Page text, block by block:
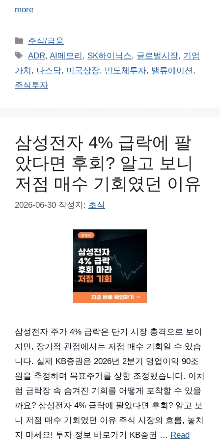
more
카
테
리
주식/금융
태
그
ADR,AI메모리 , SK하이닉스, 글로벌시장, 기업
가치 , 나스닥, 미국상장, 반도체투자, 밸류에이션 ,
주식투자
삼성전자 4% 급락에 팔
았다면 후회? 알고 보니
저점 매수 기회였던 이유
2026-06-30 작성자: 초식
삼성전자 주가 4% 급락은 단기 시장 충격으로 보이
지만, 장기적 관점에서는 저점 매수 기회일 수 있습
니다. 실제 KB증권은 2026년 2분기 영업이익 90조
원을 추정하며 목표주가를 상향 조정했습니다. 이처
럼 급락장 속 숨겨진 기회를 어떻게 포착할 수 있을
까요? 삼성전자 4% 급락에 팔았다면 후회? 알고 보
니 저점 매수 기회였던 이유 주식 시장의 흐름, 놓치
지 마세요! 투자 정보 바로가기 KB증권 … Read